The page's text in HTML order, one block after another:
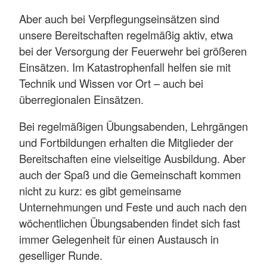
Aber auch bei Verpflegungseinsätzen sind
unsere Bereitschaften regelmäßig aktiv, etwa
bei der Versorgung der Feuerwehr bei größeren
Einsätzen. Im Katastrophenfall helfen sie mit
Technik und Wissen vor Ort – auch bei
überregionalen Einsätzen.
Bei regelmäßigen Übungsabenden, Lehrgängen
und Fortbildungen erhalten die Mitglieder der
Bereitschaften eine vielseitige Ausbildung. Aber
auch der Spaß und die Gemeinschaft kommen
nicht zu kurz: es gibt gemeinsame
Unternehmungen und Feste und auch nach den
wöchentlichen Übungsabenden findet sich fast
immer Gelegenheit für einen Austausch in
geselliger Runde.